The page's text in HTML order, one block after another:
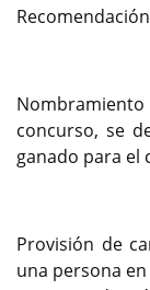
Recomendación
concurso, se
ganado para el
Provisión de
una persona